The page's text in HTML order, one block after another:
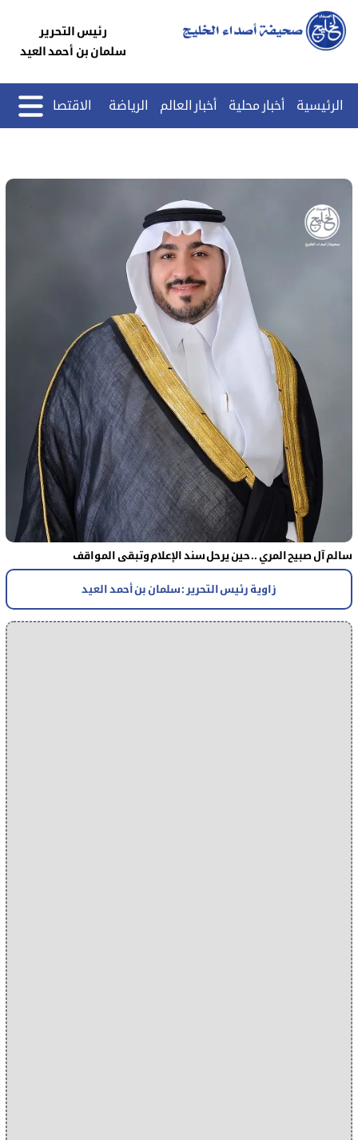
رئيس التحرير
سلمان بن أحمد العيد
الرئيسية أخبار محلية أخبار العالم الرياضة الاقتصاد
سالم آل صبيح المري .. حين يرحل سند الإعلام وتبقى المواقف
زاوية رئيس التحرير : سلمان بن أحمد العيد